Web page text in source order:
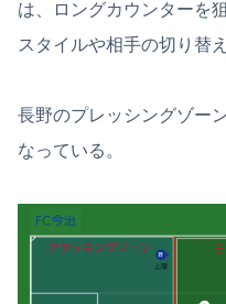
は、ロングカウンターを
スタイルや相手の切り替
長野のプレッシングゾー
なっている。